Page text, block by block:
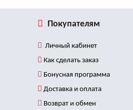
Покупателям
Личный кабинет
Как сделать заказ
Бонусная программа
Доставка и оплата
Возврат и обмен